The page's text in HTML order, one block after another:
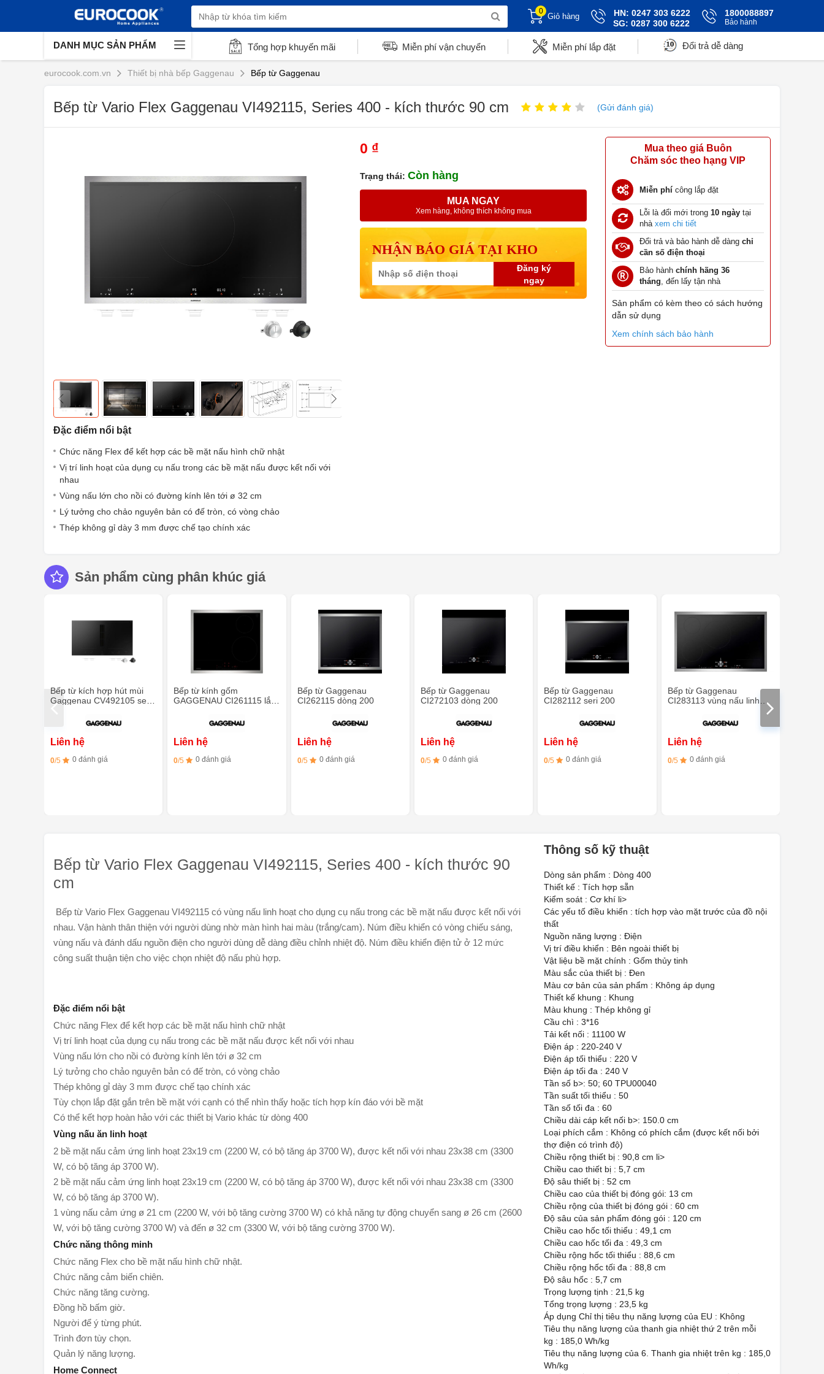
0
Giỏ hàng
HN: 0247 303 6222
SG: 0287 300 6222
1800088897
Bảo hành
DANH MỤC SẢN PHẨM Tổng hợp khuyến mãi Miễn phí vận chuyển Miễn phí lắp đặt Đổi trả dễ dàng
eurocook.com.vn Thiết bị nhà bếp Gaggenau Bếp từ Gaggenau
Bếp từ Vario Flex Gaggenau VI492115, Series 400 - kích thước 90 cm (Gửi đánh giá)
Đặc điểm nổi bật
Chức năng Flex để kết hợp các bề mặt nấu hình chữ nhật
Vị trí linh hoạt của dụng cụ nấu trong các bề mặt nấu được kết nối với
nhau
Vùng nấu lớn cho nồi có đường kính lên tới ø 32 cm
Lý tưởng cho chảo nguyên bản có đế tròn, có vòng chảo
Thép không gỉ dày 3 mm được chế tạo chính xác
0 ₫
Trạng thái: Còn hàng
MUA NGAY
Xem hàng, không thích không mua
NHẬN BÁO GIÁ TẠI KHO
Đăng ký
ngay
Mua theo giá Buôn
Chăm sóc theo hạng VIP
Miễn phí công lắp đặt
Lỗi là đổi mới trong 10 ngày tại
nhà xem chi tiết
Đổi trả và bảo hành dễ dàng chỉ
cần số điện thoại
Bảo hành chính hãng 36
tháng, đến lấy tận nhà
Sản phẩm có kèm theo có sách hướng
dẫn sử dụng
Xem chính sách bảo hành
Sản phẩm cùng phân khúc giá
Bếp từ kích hợp hút mùi
Gaggenau CV492105 serie
Liên hệ
0/5 0 đánh giá
Bếp từ kính gốm
GAGGENAU CI261115 lắp
Liên hệ
0/5 0 đánh giá
Bếp từ Gaggenau
CI262115 dòng 200
Liên hệ
0/5 0 đánh giá
Bếp từ Gaggenau
CI272103 dòng 200
Liên hệ
0/5 0 đánh giá
Bếp từ Gaggenau
CI282112 seri 200
Liên hệ
0/5 0 đánh giá
Bếp từ Gaggenau
CI283113 vùng nấu linh
Liên hệ
0/5 0 đánh giá
Bếp từ Vario Flex Gaggenau VI492115, Series 400 - kích thước 90
cm
Bếp từ Vario Flex Gaggenau VI492115 có vùng nấu linh hoạt cho dụng cụ nấu trong các bề mặt nấu được kết nối với
nhau. Vận hành thân thiện với người dùng nhờ màn hình hai màu (trắng/cam). Núm điều khiển có vòng chiếu sáng,
vùng nấu và đánh dấu nguồn điện cho người dùng dễ dàng điều chỉnh nhiệt độ. Núm điều khiển điện tử ở 12 mức
công suất thuận tiện cho việc chọn nhiệt độ nấu phù hợp.
Đặc điểm nổi bật
Chức năng Flex để kết hợp các bề mặt nấu hình chữ nhật
Vị trí linh hoạt của dụng cụ nấu trong các bề mặt nấu được kết nối với nhau
Vùng nấu lớn cho nồi có đường kính lên tới ø 32 cm
Lý tưởng cho chảo nguyên bản có đế tròn, có vòng chảo
Thép không gỉ dày 3 mm được chế tạo chính xác
Tùy chọn lắp đặt gắn trên bề mặt với cạnh có thể nhìn thấy hoặc tích hợp kín đáo với bề mặt
Có thể kết hợp hoàn hảo với các thiết bị Vario khác từ dòng 400
Vùng nấu ăn linh hoạt
2 bề mặt nấu cảm ứng linh hoạt 23x19 cm (2200 W, có bộ tăng áp 3700 W), được kết nối với nhau 23x38 cm (3300
W, có bộ tăng áp 3700 W).
2 bề mặt nấu cảm ứng linh hoạt 23x19 cm (2200 W, có bộ tăng áp 3700 W), được kết nối với nhau 23x38 cm (3300
W, có bộ tăng áp 3700 W).
1 vùng nấu cảm ứng ø 21 cm (2200 W, với bộ tăng cường 3700 W) có khả năng tự động chuyển sang ø 26 cm (2600
W, với bộ tăng cường 3700 W) và đến ø 32 cm (3300 W, với bộ tăng cường 3700 W).
Chức năng thông minh
Chức năng Flex cho bề mặt nấu hình chữ nhật.
Chức năng cảm biến chiên.
Chức năng tăng cường.
Đồng hồ bấm giờ.
Người để ý từng phút.
Trình đơn tùy chọn.
Quản lý năng lượng.
Home Connect
Thông số kỹ thuật
Dòng sản phẩm : Dòng 400
Thiết kế : Tích hợp sẵn
Kiểm soát : Cơ khí li>
Các yếu tố điều khiển : tích hợp vào mặt trước của đồ nội
thất
Nguồn năng lượng : Điện
Vị trí điều khiển : Bên ngoài thiết bị
Vật liệu bề mặt chính : Gốm thủy tinh
Màu sắc của thiết bị : Đen
Màu cơ bản của sản phẩm : Không áp dụng
Thiết kế khung : Khung
Màu khung : Thép không gỉ
Cầu chì : 3*16
Tải kết nối : 11100 W
Điện áp : 220-240 V
Điện áp tối thiểu : 220 V
Điện áp tối đa : 240 V
Tần số b>: 50; 60 TPU00040
Tần suất tối thiểu : 50
Tần số tối đa : 60
Chiều dài cáp kết nối b>: 150.0 cm
Loại phích cắm : Không có phích cắm (được kết nối bởi
thợ điện có trình độ)
Chiều rộng thiết bị : 90,8 cm li>
Chiều cao thiết bị : 5,7 cm
Độ sâu thiết bị : 52 cm
Chiều cao của thiết bị đóng gói: 13 cm
Chiều rộng của thiết bị đóng gói : 60 cm
Độ sâu của sản phẩm đóng gói : 120 cm
Chiều cao hốc tối thiểu : 49,1 cm
Chiều cao hốc tối đa : 49,3 cm
Chiều rộng hốc tối thiểu : 88,6 cm
Chiều rộng hốc tối đa : 88,8 cm
Độ sâu hốc : 5,7 cm
Trọng lượng tịnh : 21,5 kg
Tổng trọng lượng : 23,5 kg
Áp dụng Chỉ thị tiêu thụ năng lượng của EU : Không
Tiêu thụ năng lượng của thanh gia nhiệt thứ 2 trên mỗi
kg : 185,0 Wh/kg
Tiêu thụ năng lượng của 6. Thanh gia nhiệt trên kg : 185,0
Wh/kg